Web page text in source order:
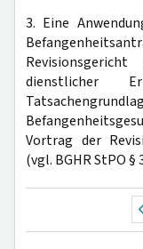
3. Eine
dienstlicher
Vortrag der
(vgl. BGHR StPO